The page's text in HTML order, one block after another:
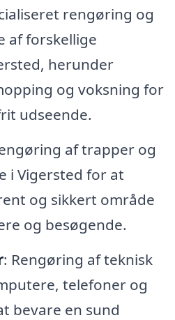
rengøring og
af forskellige
herunder
og voksning for
udseende.
af trapper og
i Vigersted for at
og sikkert område
og besøgende.
: Rengøring af teknisk
telefoner og
bevare en sund